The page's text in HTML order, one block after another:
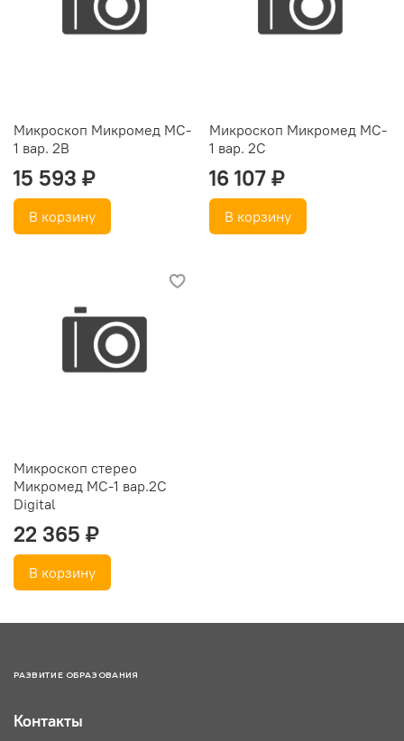
Микроскоп Микромед MC-
1 вар. 2В
15 593 ₽
В корзину
Микроскоп Микромед MC-
1 вар. 2С
16 107 ₽
В корзину
Микроскоп стерео
Микромед МС-1 вар.2C
Digital
22 365 ₽
В корзину
РАЗВИТИЕ ОБРАЗОВАНИЯ
Контакты